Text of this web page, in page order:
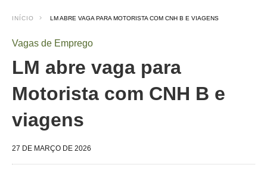
INÍCIO LM ABRE VAGA PARA MOTORISTA COM CNH B E VIAGENS
Vagas de Emprego
LM abre vaga para
Motorista com CNH B e
viagens
27 DE MARÇO DE 2026